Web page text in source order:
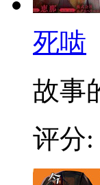
死啮
故事
评分: